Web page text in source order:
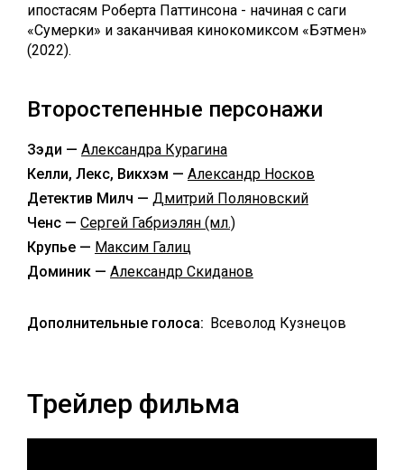
ипостасям Роберта Паттинсона - начиная с саги
«Сумерки» и заканчивая кинокомиксом «Бэтмен»
(2022).
Второстепенные персонажи
Зэди — Александра Курагина
Келли, Лекс, Викхэм — Александр Носков
Детектив Милч — Дмитрий Поляновский
Ченс — Сергей Габриэлян (мл.)
Крупье — Максим Галиц
Доминик — Александр Скиданов
Дополнительные голоса: Всеволод Кузнецов
Трейлер фильма